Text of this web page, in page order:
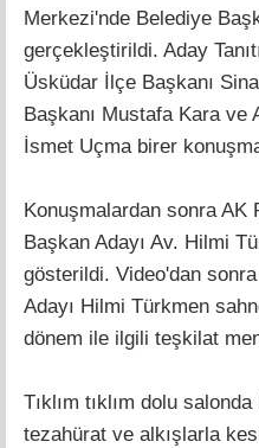
Merkezi'nde Belediye
gerçekleştirildi. Aday
Üsküdar İlçe Başkanı
Başkanı Mustafa Kara
İsmet Uçma birer
Konuşmalardan sonra
Başkan Adayı Av. Hilmi
gösterildi. Video'dan
Adayı Hilmi Türkmen
dönem ile ilgili teşkilat
Tıklım tıklım dolu
tezahürat ve alkışlarla